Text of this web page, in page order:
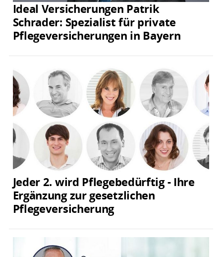
Ideal Versicherungen Patrik
Schrader: Spezialist für private
Pflegeversicherungen in Bayern
Jeder 2. wird Pflegebedürftig - Ihre
Ergänzung zur gesetzlichen
Pflegeversicherung